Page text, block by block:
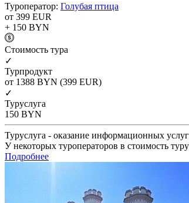
Туроператор: Голубая птица
от 399 EUR
+ 150 BYN
Cтоимость тура
✓
Турпродукт
от 1388 BYN (399 EUR)
✓
Туруслуга
150 BYN
Туруслуга - оказание информационных
У некоторых туроператоров в стоимость
Подробнее